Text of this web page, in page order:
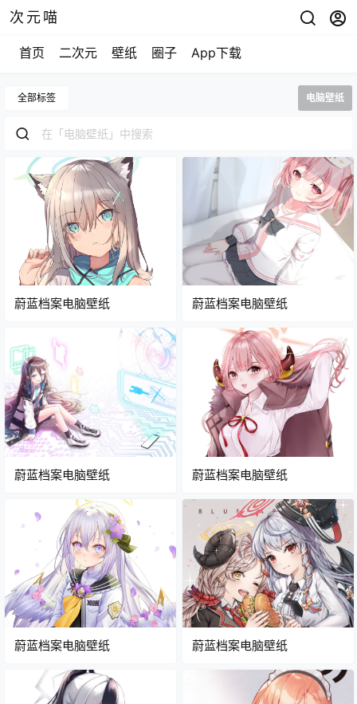
次元喵
首页 二次元 壁纸 圈子 App下载
全部标签 电脑壁纸
蔚蓝档案电脑壁纸 蔚蓝档案电脑壁纸
蔚蓝档案电脑壁纸 蔚蓝档案电脑壁纸
蔚蓝档案电脑壁纸 蔚蓝档案电脑壁纸